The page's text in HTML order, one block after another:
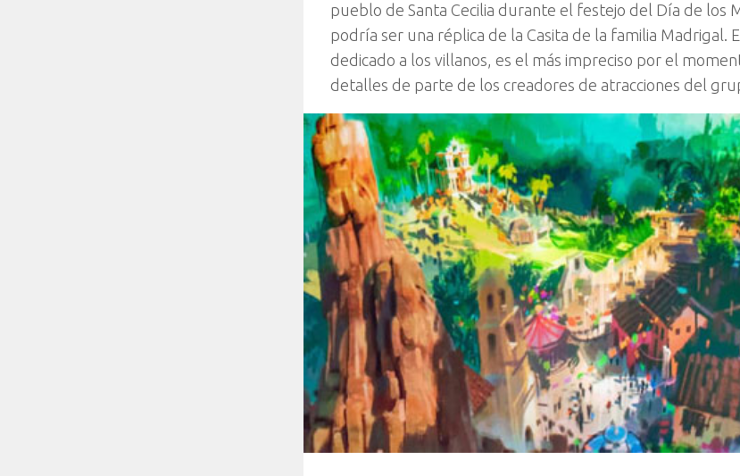
pueblo de Santa Cecilia durante el festejo del Día de los
podría ser una réplica de la Casita de la familia Madrigal.
dedicado a los villanos, es el más impreciso por el
detalles de parte de los creadores de atracciones del